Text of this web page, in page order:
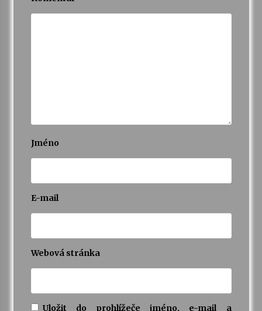
Jméno
E-mail
Webová stránka
Uložit do prohlížeče jméno, e-mail a